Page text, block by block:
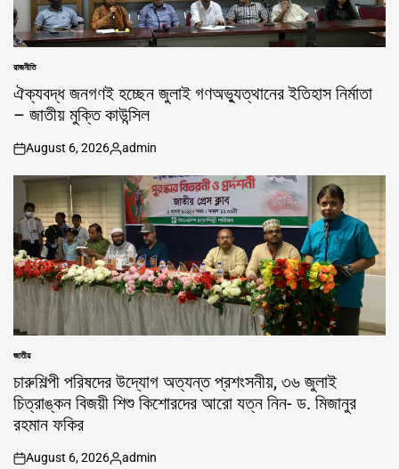
POSTED
IN
রাজনীতি
ঐক্যবদ্ধ জনগণই হচ্ছেন জুলাই গণঅভ্যুত্থানের ইতিহাস নির্মাতা
– জাতীয় মুক্তি কাউন্সিল
on
August 6, 2026
Posted
by
admin
POSTED
জাতীয়
চারুশিল্পী পরিষদের উদ্যোগ অত্যন্ত প্রশংসনীয়, ৩৬ জুলাই
চিত্রাঙ্কন বিজয়ী শিশু কিশোরদের আরো যত্ন নিন- ড. মিজানুর
রহমান ফকির
on
August 6, 2026
Posted
admin